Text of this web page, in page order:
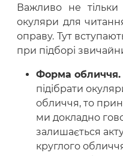
Важливо не тільки
окуляри для
оправу. Тут
при підборі
Форма обличчя.
підібрати
обличчя, то
ми докладно
залишається
круглого